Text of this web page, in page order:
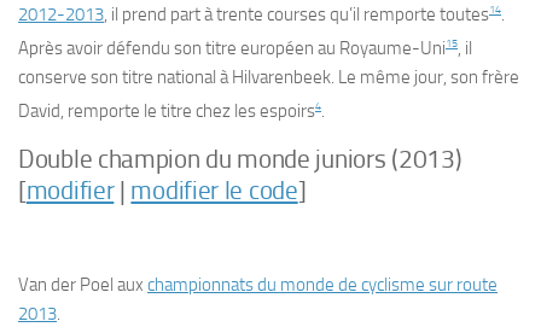
2012-2013, il prend part à trente courses qu’il remporte toutes14.
Après avoir défendu son titre européen au Royaume-Uni15, il
conserve son titre national à Hilvarenbeek. Le même jour, son frère
David, remporte le titre chez les espoirs4.
Double champion du monde juniors (2013)
[modifier| modifier le code]
Van der Poel aux championnats du monde de cyclisme sur route
2013.